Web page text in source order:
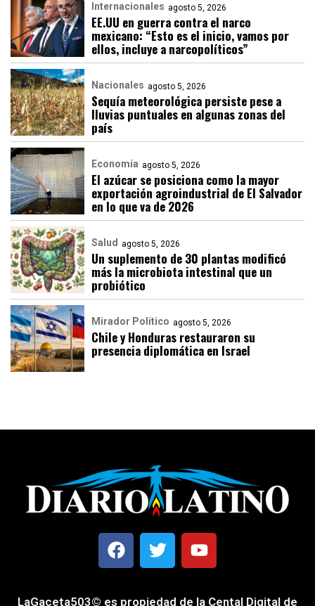
Internacionales agosto 5, 2026
EE.UU en guerra contra el narco
mexicano: “Esto es el inicio, vamos por
ellos, incluye a narcopolíticos”
Nacionales agosto 5, 2026
Sequía meteorológica persiste pese a
lluvias puntuales en algunas zonas del
país
Economía agosto 5, 2026
El azúcar se posiciona como la mayor
exportación agroindustrial de El Salvador
en lo que va de 2026
Salud agosto 5, 2026
Un suplemento de 30 plantas modificó
más la microbiota intestinal que un
probiótico
Mirador Político agosto 5, 2026
Chile y Honduras restauraron su
presencia diplomática en Israel
LaGaceta503© es propiedad de la Cental Digital de